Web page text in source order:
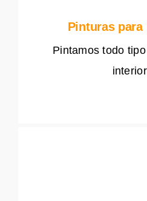
Pinturas
Pintamos todo